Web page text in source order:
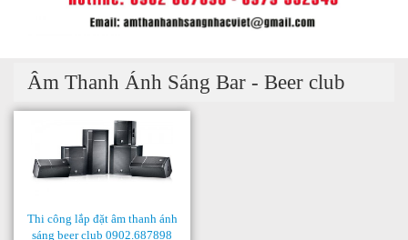
Âm Thanh Ánh Sáng Bar - Beer club
Thi công lắp đặt âm thanh ánh
sáng beer club 0902.687898